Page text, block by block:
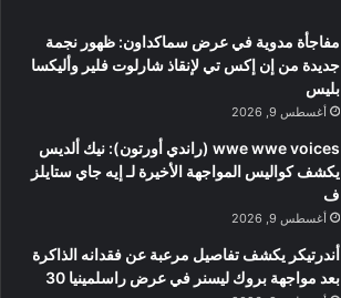
مفاجأة مدوية في عرض سماكداون: ظهور نجمة
جديدة من إن إكس تي لإنقاذ شارلوت فلير وأليكسا
بليس
أغسطس 9, 2026
wwe wwe voices (راندي أورتون): نيك ألديس
يكشف كواليس المواجهة الأخيرة لـ إيه جاي ستايلز
ف
أغسطس 9, 2026
أندرتيكر يكشف تفاصيل مرعبة عن فقدانه الذاكرة
بعد مواجهة بروك ليسنر في عرض راسلمينيا 30